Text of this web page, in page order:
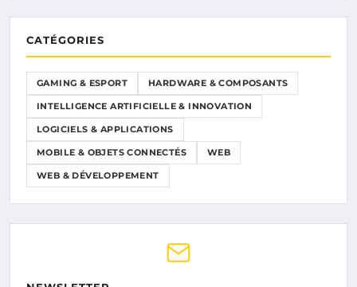
CATÉGORIES
GAMING & ESPORT HARDWARE & COMPOSANTS
INTELLIGENCE ARTIFICIELLE & INNOVATION
LOGICIELS & APPLICATIONS
MOBILE & OBJETS CONNECTÉS WEB
WEB & DÉVELOPPEMENT